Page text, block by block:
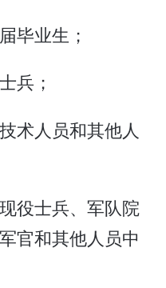
毕业生；
兵；
术人员和其他人
役士兵、军队院
官和其他人员中